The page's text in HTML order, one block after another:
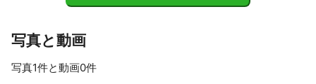
写真と動画
写真1件と動画0件